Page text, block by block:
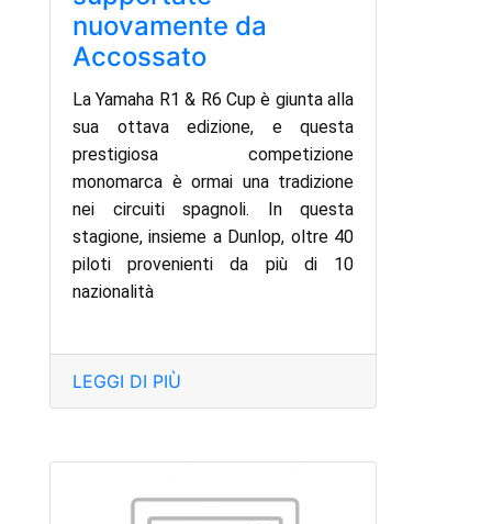
nuovamente da
Accossato
LaYamaha R1 & R6 Cupè giunta alla
sua ottava edizione, e questa
prestigiosa competizione
monomarca è ormai una tradizione
nei circuiti spagnoli. In questa
stagione, insieme a Dunlop, oltre 40
piloti provenienti da più di 10
nazionalità
LEGGI DI PIÙ